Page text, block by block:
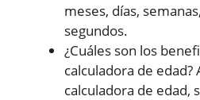
meses, días,
segundos.
¿Cuáles son los
calculadora de edad?
calculadora de edad,